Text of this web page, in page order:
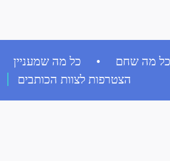
כל מה שחם • כל מה שמעניין
הצטרפות לצוות הכותבים